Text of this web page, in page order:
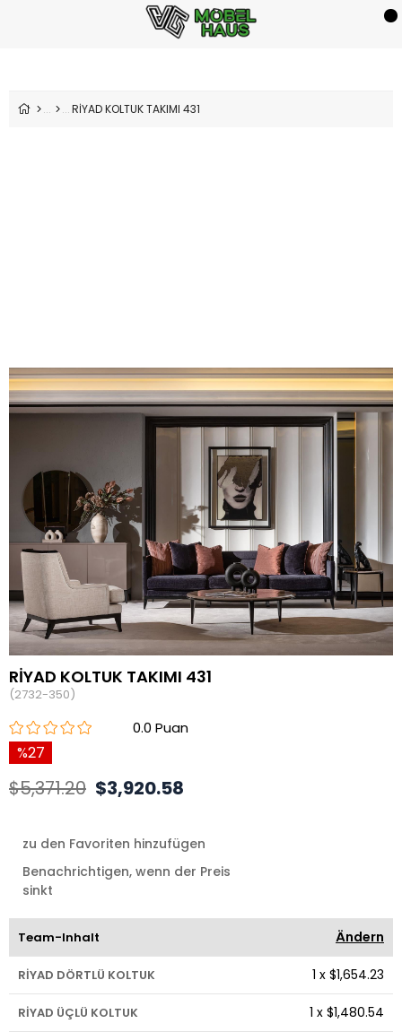
RİYAD KOLTUK TAKIMI 431
RİYAD KOLTUK TAKIMI 431
(2732-350)
0.0
27
$5,371.20 $3,920.58
zu den Favoriten hinzufügen
Benachrichtigen, wenn der Preis
sinkt
Team-Inhalt Ändern
RİYAD DÖRTLÜ KOLTUK 1 x $1,654.23
RİYAD ÜÇLÜ KOLTUK 1 x $1,480.54